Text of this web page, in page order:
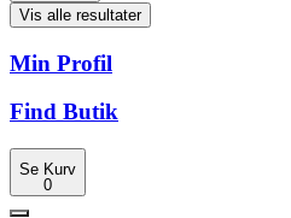
Vis alle resultater
Min Profil
Find Butik
Se Kurv
0